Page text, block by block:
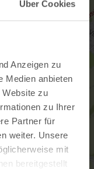
Über Cookies
Anzeigen zu
Medien anbieten
Website zu
zu Ihrer
Partner für
weiter. Unsere
mit
bereitgestellt